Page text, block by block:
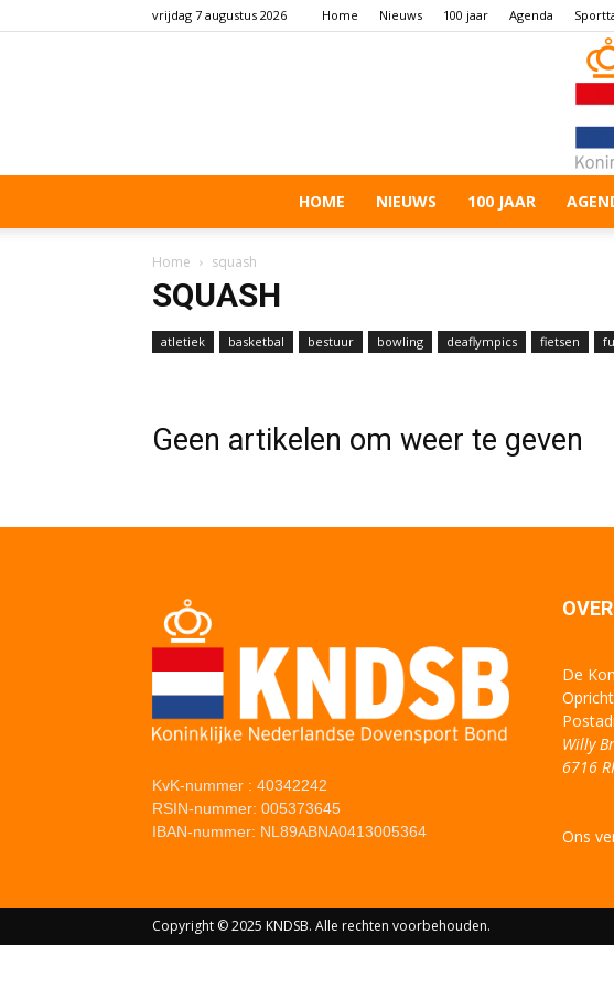
vrijdag 7 augustus 2026 Home Nieuws 100 jaar Agenda
HOME NIEUWS 100 JAAR
Home squash
SQUASH
atletiek basketbal bestuur bowling deaflympics fietsen
Geen artikelen om weer te geven
KvK-nummer : 40342242
RSIN-nummer: 005373645
IBAN-nummer: NL89ABNA0413005364
De
Willy
6716
Ons
Copyright © 2025 KNDSB. Alle rechten voorbehouden.